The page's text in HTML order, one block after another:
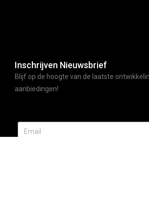
Inschrijven Nieuwsbrief
Blijf op de hoogte van de laatste
aanbiedingen!